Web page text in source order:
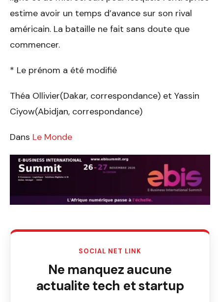
estime avoir un temps d’avance sur son rival
américain. La bataille ne fait sans doute que
commencer.
* Le prénom a été modifié
Théa Ollivier(Dakar, correspondance) et Yassin
Ciyow(Abidjan, correspondance)
Dans Le Monde
SOCIAL NET LINK
Ne manquez aucune
actualite tech et startup